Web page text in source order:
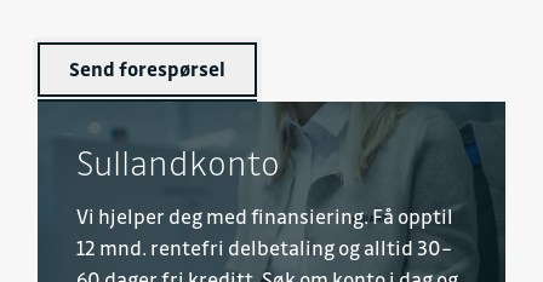
Send forespørsel
Sullandkonto
Vi hjelper deg med finansiering. Få opptil
12 mnd. rentefri delbetaling og alltid 30–